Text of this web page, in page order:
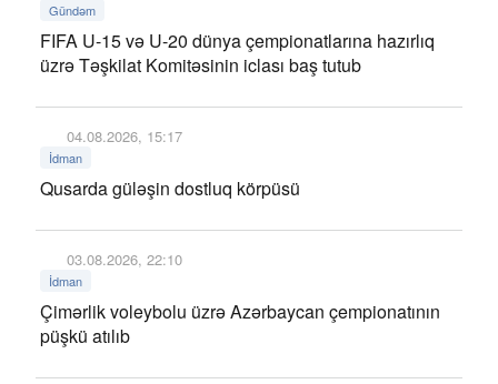
Gündəm
FIFA U-15 və U-20 dünya çempionatlarına hazırlıq
üzrə Təşkilat Komitəsinin iclası baş tutub
04.08.2026, 15:17
İdman
Qusarda güləşin dostluq körpüsü
03.08.2026, 22:10
İdman
Çimərlik voleybolu üzrə Azərbaycan çempionatının
püşkü atılıb